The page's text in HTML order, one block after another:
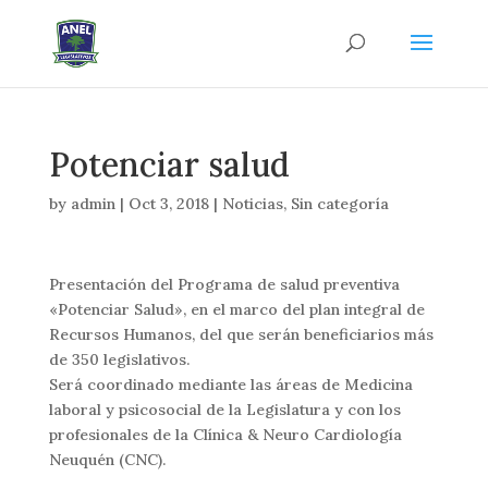
Potenciar salud
by admin| Oct 3, 2018| Noticias, Sin categoría
Presentación del Programa de salud preventiva
«Potenciar Salud», en el marco del plan integral de
Recursos Humanos, del que serán beneficiarios más
de 350 legislativos.
Será coordinado mediante las áreas de Medicina
laboral y psicosocial de la Legislatura y con los
profesionales de la Clínica & Neuro Cardiología
Neuquén (CNC).